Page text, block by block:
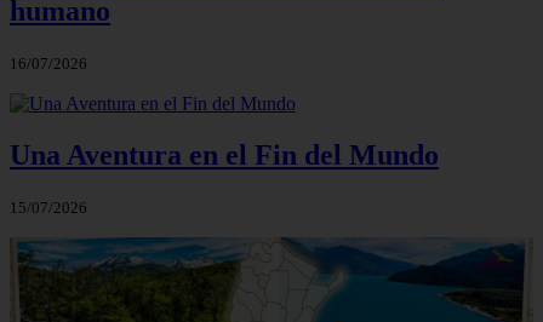
humano
16/07/2026
Una Aventura en el Fin del Mundo
15/07/2026